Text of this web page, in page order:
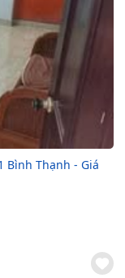
Bình Thạnh - Giá